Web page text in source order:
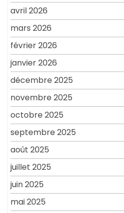
avril 2026
mars 2026
février 2026
janvier 2026
décembre 2025
novembre 2025
octobre 2025
septembre 2025
août 2025
juillet 2025
juin 2025
mai 2025